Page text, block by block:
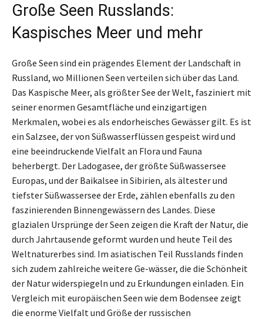
Große Seen Russlands:
Kaspisches Meer und mehr
Große Seen sind ein prägendes Element der Landschaft in
Russland, wo Millionen Seen verteilen sich über das Land.
Das Kaspische Meer, als größter See der Welt, fasziniert mit
seiner enormen Gesamtfläche und einzigartigen
Merkmalen, wobei es als endorheisches Gewässer gilt. Es ist
ein Salzsee, der von Süßwasserflüssen gespeist wird und
eine beeindruckende Vielfalt an Flora und Fauna
beherbergt. Der Ladogasee, der größte Süßwassersee
Europas, und der Baikalsee in Sibirien, als ältester und
tiefster Süßwassersee der Erde, zählen ebenfalls zu den
faszinierenden Binnengewässern des Landes. Diese
glazialen Ursprünge der Seen zeigen die Kraft der Natur, die
durch Jahrtausende geformt wurden und heute Teil des
Weltnaturerbes sind. Im asiatischen Teil Russlands finden
sich zudem zahlreiche weitere Ge-wässer, die die Schönheit
der Natur widerspiegeln und zu Erkundungen einladen. Ein
Vergleich mit europäischen Seen wie dem Bodensee zeigt
die enorme Vielfalt und Größe der russischen